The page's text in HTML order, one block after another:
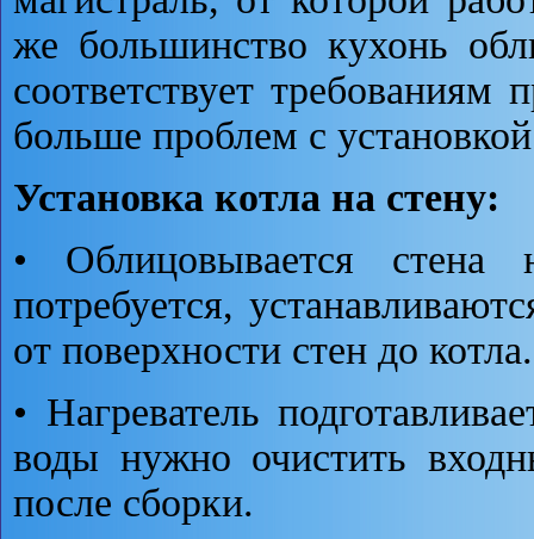
же большинство кухонь
соответствует требованиям
больше проблем с
Установка котла на стену:
• Облицовывается стена
потребуется,
от поверхности стен до котла.
• Нагреватель
воды нужно очистить
после сборки.